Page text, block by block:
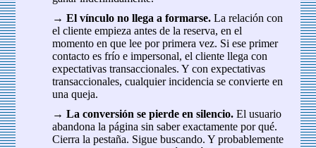
→El vínculo no llega a formarse.La relación con
el cliente empieza antes de la reserva, en el
momento en que lee por primera vez. Si ese primer
contacto es frío e impersonal, el cliente llega con
expectativas transaccionales. Y con expectativas
transaccionales, cualquier incidencia se convierte en
una queja.
→La conversión se pierde en silencio.El usuario
abandona la página sin saber exactamente por qué.
Cierra la pestaña. Sigue buscando. Y probablemente